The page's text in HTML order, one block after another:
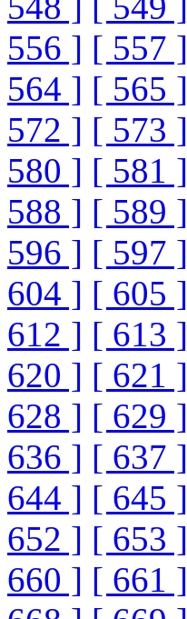
556 ] [ 557 ]
564 ] [ 565 ]
572 ] [ 573 ]
580 ] [ 581 ]
588 ] [ 589 ]
596 ] [ 597 ]
604 ] [ 605 ]
612 ] [ 613 ]
620 ] [ 621 ]
628 ] [ 629 ]
636 ] [ 637 ]
644 ] [ 645 ]
652 ] [ 653 ]
660 ] [ 661 ]